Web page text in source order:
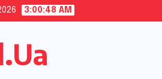
3:00:49 AM